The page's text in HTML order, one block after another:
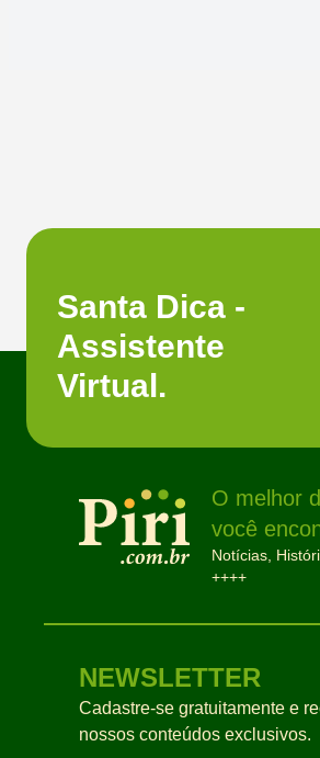
Santa Dica -
Assistente
Virtual.
O melhor
você
Notícias,
++++
NEWSLETTER
Cadastre-se gratuitamente e
nossos conteúdos exclusivos.